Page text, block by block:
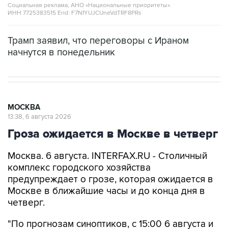
Социальная реклама, АНО «Национальные приоритеты».
ИНН 7725383515 Erid: F7NfYUJCUneVdTRF8PRs
Трамп заявил, что переговоры с Ираном
начнутся в понедельник
МОСКВА
13:38, 6 августа 2026
Гроза ожидается в Москве в четверг
Москва. 6 августа. INTERFAX.RU - Столичный
комплекс городского хозяйства
предупреждает о грозе, которая ожидается в
Москве в ближайшие часы и до конца дня в
четверг.
"По прогнозам синоптиков, с 15:00 6 августа и